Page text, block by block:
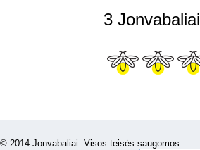
3 Jonvabaliai
© 2014 Jonvabaliai. Visos teisės saugomos.